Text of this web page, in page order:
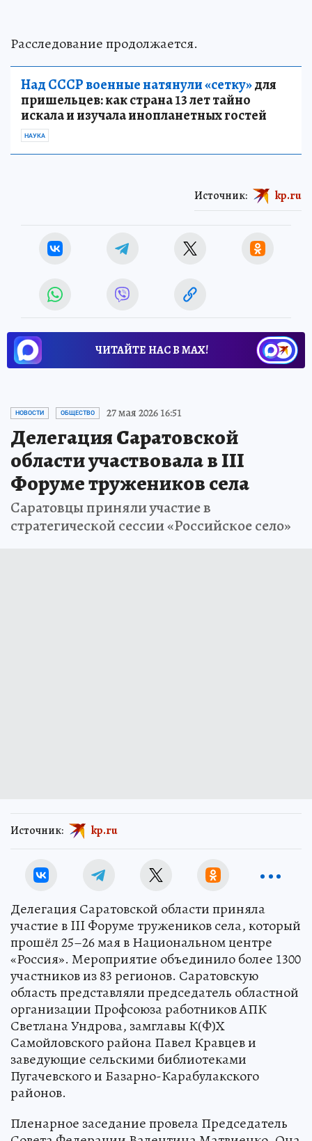
Расследование продолжается.
Над СССР военные натянули «сетку»для
пришельцев: как страна 13 лет тайно
искала и изучала инопланетных гостей
НАУКА
Источник: kp.ru
ЧИТАЙТЕ НАС В МАХ!
НОВОСТИ ОБЩЕСТВО 27 мая 2026 16:51
Делегация Саратовской
области участвовала в III
Форуме тружеников села
Саратовцы приняли участие в
стратегической сессии «Российское село»
Источник: kp.ru
Делегация Саратовской области приняла
участие в III Форуме тружеников села, который
прошёл 25–26 мая в Национальном центре
«Россия». Мероприятие объединило более 1300
участников из 83 регионов. Саратовскую
область представляли председатель областной
организации Профсоюза работников АПК
Светлана Ундрова, замглавы К(Ф)Х
Самойловского района Павел Кравцев и
заведующие сельскими библиотеками
Пугачевского и Базарно-Карабулакского
районов.
Пленарное заседание провела Председатель